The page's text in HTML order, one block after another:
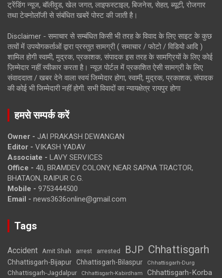
ट्रेंडिंग न्यूज, बॉलीवुड, खेल जगत, लाइफस्टाइल, बिजनेस, सेहत, ब्यूटी, रोजगार
तथा टेक्नोलॉजी से संबंधित खबरें पोस्ट की जाती है।
Disclaimer - समाचार से सम्बंधित किसी भी तरह के विवाद के लिए साइट के कुछ
तत्वों में उपयोगकर्ताओं द्वारा प्रस्तुत सामग्री ( समाचार / फोटो / विडियो आदि )
शामिल होगी स्वामी, मुद्रक, प्रकाशक, संपादक इस तरह के सामग्रियों के लिए कोई
ज़िम्मेदार नहीं स्वीकार करता है। न्यूज़ पोर्टल में प्रकाशित ऐसी सामग्री के लिए
संवाददाता / खबर देने वाला स्वयं जिम्मेदार होगा, स्वामी, मुद्रक, प्रकाशक, संपादक
की कोई भी जिम्मेदारी नहीं होगी. सभी विवादों का न्यायक्षेत्र रायपुर होगा
हमसे सम्पर्क करें
Owner - JAI PRAKASH DEWANGAN
Editor - VIKASH YADAV
Associate - LAVY SERVICES
Office - 40, BRAMDEV COLONY, NEAR SAPNA TRACTOR,
BHATAON, RAIPUR C.G.
Mobile - 9753444500
Email - news3636online@gmail.com
Tags
Accident Amit Shah arrest arrested BJP Chhattisgarh
Chhattisgarh-Bijapur Chhattisgarh-Bilaspur Chhattisgarh-Durg
Chhattisgarh-Jagdalpur Chhattisgarh-Kabirdham Chhattisgarh-Korba